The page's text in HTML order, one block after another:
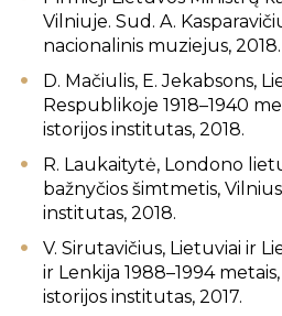
Vilniuje. Sud. A.
nacionalinis muziejus, 2018.
D. Mačiulis, E. Jekabsons,
Respublikoje 1918–1940
istorijos institutas, 2018.
R. Laukaitytė, Londono
bažnyčios šimtmetis,
institutas, 2018.
V. Sirutavičius, Lietuviai ir
ir Lenkija 1988–1994
istorijos institutas, 2017.